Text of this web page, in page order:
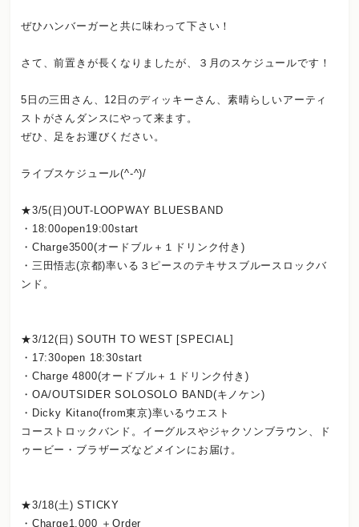
ぜひハンバーガーと共に味わって下さい！
さて、前置きが長くなりましたが、３月のスケジュールです！
5日の三田さん、12日のディッキーさん、素晴らしいアーティ
ストがさんダンスにやって来ます。
ぜひ、足をお運びください。
ライブスケジュール(^-^)/
★3/5(日)OUT-LOOPWAY BLUESBAND
・18:00open19:00start
・Charge3500(オードブル＋１ドリンク付き)
・三田悟志(京都)率いる３ピースのテキサスブルースロックバ
ンド。
★3/12(日) SOUTH TO WEST [SPECIAL]
・17:30open 18:30start
・Charge 4800(オードブル＋１ドリンク付き)
・OA/OUTSIDER SOLOSOLO BAND(キノケン)
・Dicky Kitano(from東京)率いるウエスト
コーストロックバンド。イーグルスやジャクソンブラウン、ド
ゥービー・ブラザーズなどメインにお届け。
★3/18(土) STICKY
・Charge1,000 ＋Order